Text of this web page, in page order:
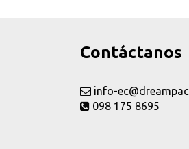
Contáctanos
info-
098 175 8695